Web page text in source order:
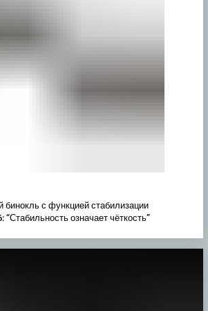
бинокль с функцией стабилизации
означает чёткость”